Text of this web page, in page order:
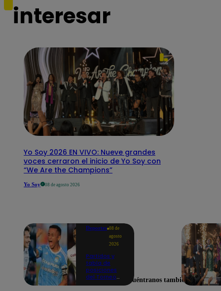
interesar
Yo Soy 2026 EN VIVO: Nueve grandes
voces cerraron el inicio de Yo Soy con
“We Are the Champions”
Yo Soy 08 de agosto 2026
Deportes 08 de
agosto
2026
Partidos y
tabla de
posiciones
del Torneo
Encuéntranos también en